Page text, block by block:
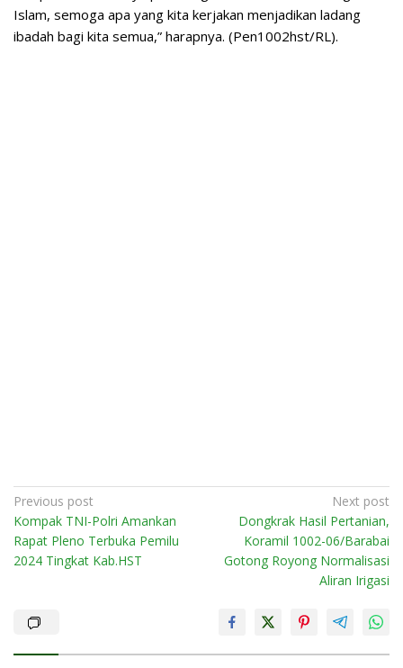
Islam, semoga apa yang kita kerjakan menjadikan ladang
ibadah bagi kita semua,” harapnya. (Pen1002hst/RL).
Post
navigation
Previous post
Kompak TNI-Polri Amankan
Rapat Pleno Terbuka Pemilu
2024 Tingkat Kab.HST
Next post
Dongkrak Hasil Pertanian,
Koramil 1002-06/Barabai
Gotong Royong Normalisasi
Aliran Irigasi